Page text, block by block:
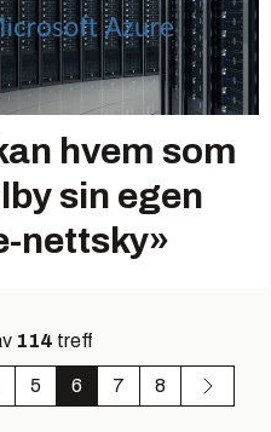
hvem som
sin egen
nettsky»
114 treff
5 6 7 8